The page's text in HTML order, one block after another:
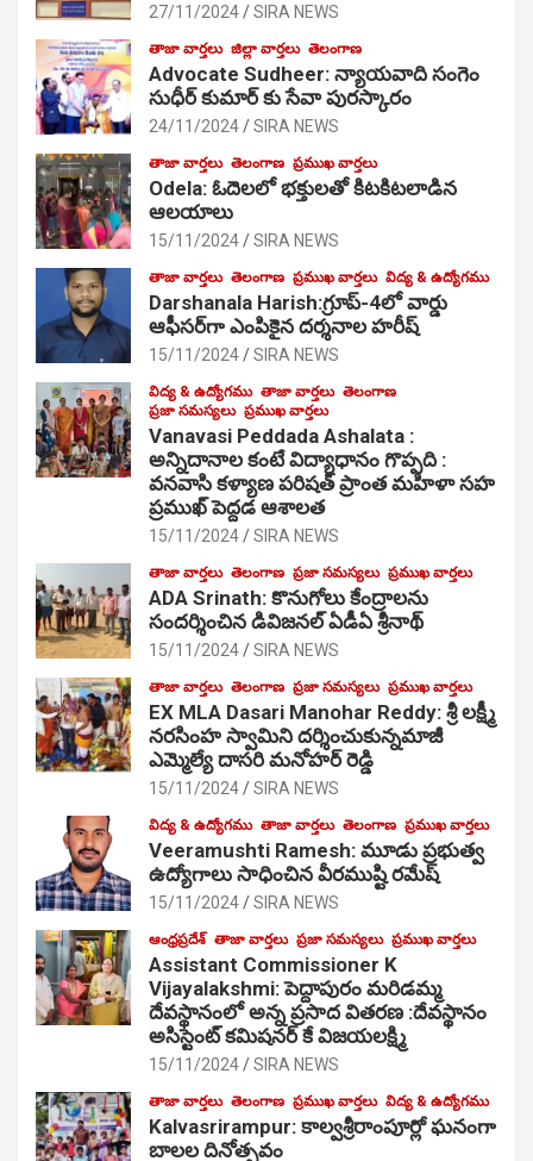
27/11/2024 SIRA NEWS
తాజా వార్తలు జిల్లా వార్తలు తెలంగాణ
Advocate Sudheer: న్యాయవాది సంగెం
సుధీర్ కుమార్ కు సేవా పురస్కారం
24/11/2024 SIRA NEWS
తాజా వార్తలు తెలంగాణ ప్రముఖ వార్తలు
Odela: ఓదెల‌లో భక్తులతో కిటకిటలాడిన
ఆల‌యాలు
15/11/2024 SIRA NEWS
తాజా వార్తలు తెలంగాణ ప్రముఖ వార్తలు విద్య & ఉద్యోగము
Darshanala Harish:గ్రూప్-4లో వార్డు
ఆఫీసర్‌గా ఎంపికైన దర్శనాల హరీష్
15/11/2024 SIRA NEWS
విద్య & ఉద్యోగము తాజా వార్తలు తెలంగాణ
ప్రజా సమస్యలు ప్రముఖ వార్తలు
Vanavasi Peddada Ashalata :
అన్నిదానాల కంటే విద్యాధానం గొప్పది :
వనవాసి కళ్యాణ పరిషత్ ప్రాంత మహిళా సహ
ప్రముఖ్ పెద్దడ ఆశాలత
15/11/2024 SIRA NEWS
తాజా వార్తలు తెలంగాణ ప్రజా సమస్యలు ప్రముఖ వార్తలు
ADA Srinath: కొనుగోలు కేంద్రాల‌ను
సంద‌ర్శించిన డివిజనల్ ఏడీఏ శ్రీనాథ్
15/11/2024 SIRA NEWS
తాజా వార్తలు తెలంగాణ ప్రజా సమస్యలు ప్రముఖ వార్తలు
EX MLA Dasari Manohar Reddy: శ్రీ లక్ష్మీ
నరసింహ స్వామిని దర్శించుకున్నమాజీ
ఎమ్మెల్యే దాసరి మనోహర్ రెడ్డి
15/11/2024 SIRA NEWS
విద్య & ఉద్యోగము తాజా వార్తలు తెలంగాణ ప్రముఖ వార్తలు
Veeramushti Ramesh: మూడు ప్రభుత్వ
ఉద్యోగాలు సాధించిన వీరముష్టి రమేష్
15/11/2024 SIRA NEWS
ఆంధ్రప్రదేశ్ తాజా వార్తలు ప్రజా సమస్యలు ప్రముఖ వార్తలు
Assistant Commissioner K
Vijayalakshmi: పెద్దాపురం మరిడమ్మ
దేవస్థానంలో అన్న ప్రసాద వితరణ :దేవస్థానం
అసిస్టెంట్ కమిషనర్ కే విజయలక్ష్మి
15/11/2024 SIRA NEWS
తాజా వార్తలు తెలంగాణ ప్రముఖ వార్తలు విద్య & ఉద్యోగము
Kalvasrirampur: కాల్వశ్రీరాంపూర్లో ఘనంగా
బాలల దినోత్సవం